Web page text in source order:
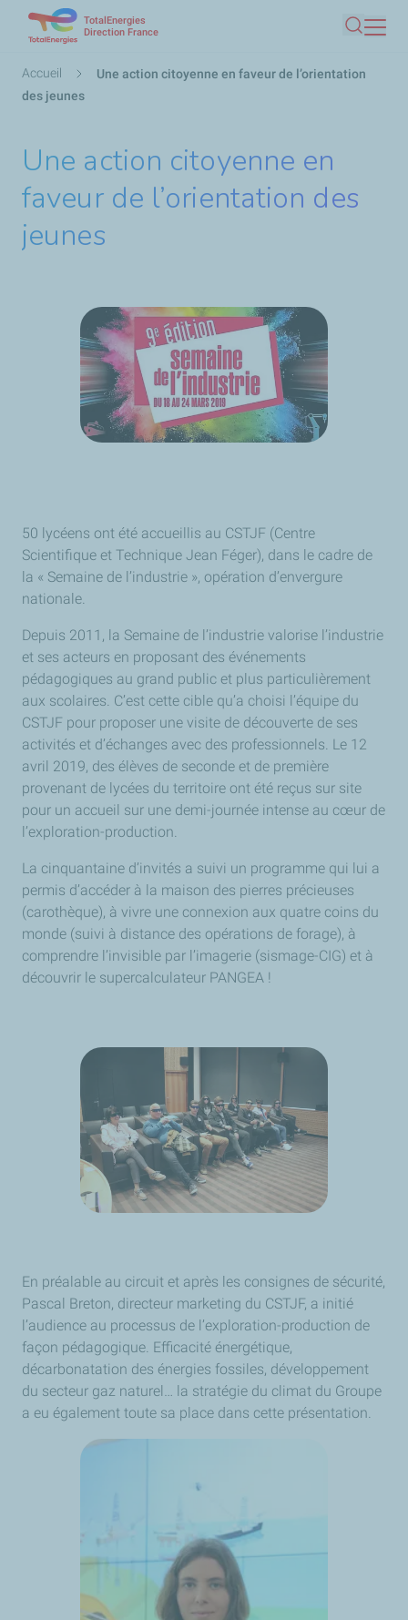
contenu
TotalEnergies
Direction France
Fil
d'Ariane
Accueil
Une action citoyenne en faveur de l’orientation
des jeunes
Une action citoyenne en
faveur de l’orientation des
jeunes
50 lycéens ont été accueillis au CSTJF (Centre
Scientifique et Technique Jean Féger), dans le cadre de
la « Semaine de l’industrie », opération d’envergure
nationale.
Depuis 2011, la Semaine de l’industrie valorise l’industrie
et ses acteurs en proposant des événements
pédagogiques au grand public et plus particulièrement
aux scolaires. C’est cette cible qu’a choisi l’équipe du
CSTJF pour proposer une visite de découverte de ses
activités et d’échanges avec des professionnels. Le 12
avril 2019, des élèves de seconde et de première
provenant de lycées du territoire ont été reçus sur site
pour un accueil sur une demi-journée intense au cœur de
l’exploration-production.
La cinquantaine d’invités a suivi un programme qui lui a
permis d’accéder à la maison des pierres précieuses
(carothèque), à vivre une connexion aux quatre coins du
monde (suivi à distance des opérations de forage), à
comprendre l’invisible par l’imagerie (sismage-CIG) et à
découvrir le supercalculateur PANGEA !
En préalable au circuit et après les consignes de sécurité,
Pascal Breton, directeur marketing du CSTJF, a initié
l’audience au processus de l’exploration-production de
façon pédagogique. Efficacité énergétique,
décarbonatation des énergies fossiles, développement
du secteur gaz naturel… la stratégie du climat du Groupe
a eu également toute sa place dans cette présentation.